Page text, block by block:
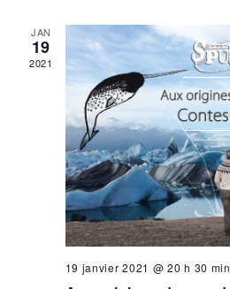
JAN
19
2021
19 janvier 2021 @ 20 h 30 min